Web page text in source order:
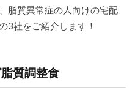
脂質異常症の人向けの宅配
3社をご紹介します！
質調整食